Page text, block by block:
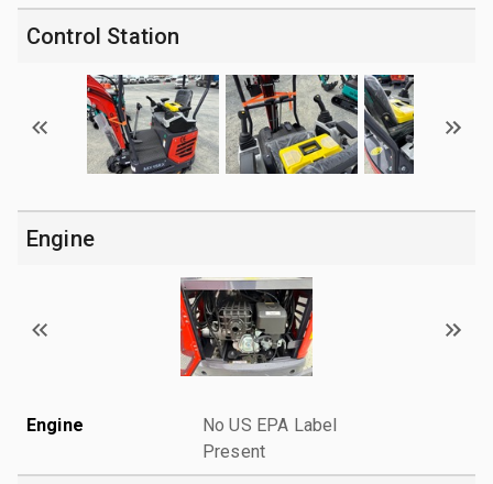
Control Station
Engine
Engine
No US EPA Label
Present